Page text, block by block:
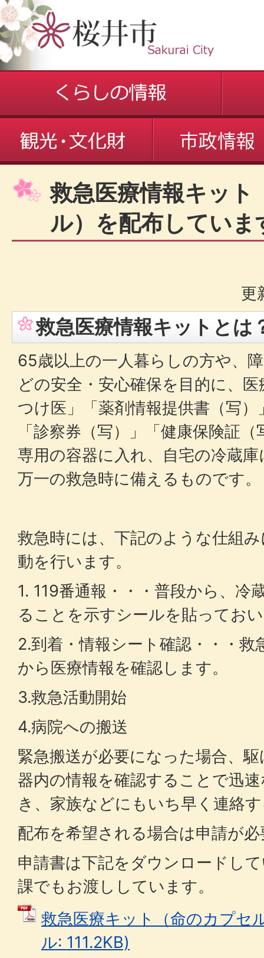
救急医療情報キット
ル）を配布していま
更
救急医療情報キットとは
65歳以上の一人暮らしの方や、
どの安全・安心確保を目的に、
つけ医」「薬剤情報提供書（写
「診察券（写）」「健康保険証
専用の容器に入れ、自宅の冷蔵
万一の救急時に備えるものです。
救急時には、下記のような仕組
動を行います。
1. 119番通報・・・普段から、冷
ることを示すシールを貼ってお
2.到着・情報シート確認・・・救
から医療情報を確認します。
3.救急活動開始
4.病院への搬送
緊急搬送が必要になった場合、
器内の情報を確認することで迅
き、家族などにもいち早く連絡
配布を希望される場合は申請が
申請書は下記をダウンロードし
課でもお渡ししています。
救急医療キット（命のカプセ
ル: 111.2KB)